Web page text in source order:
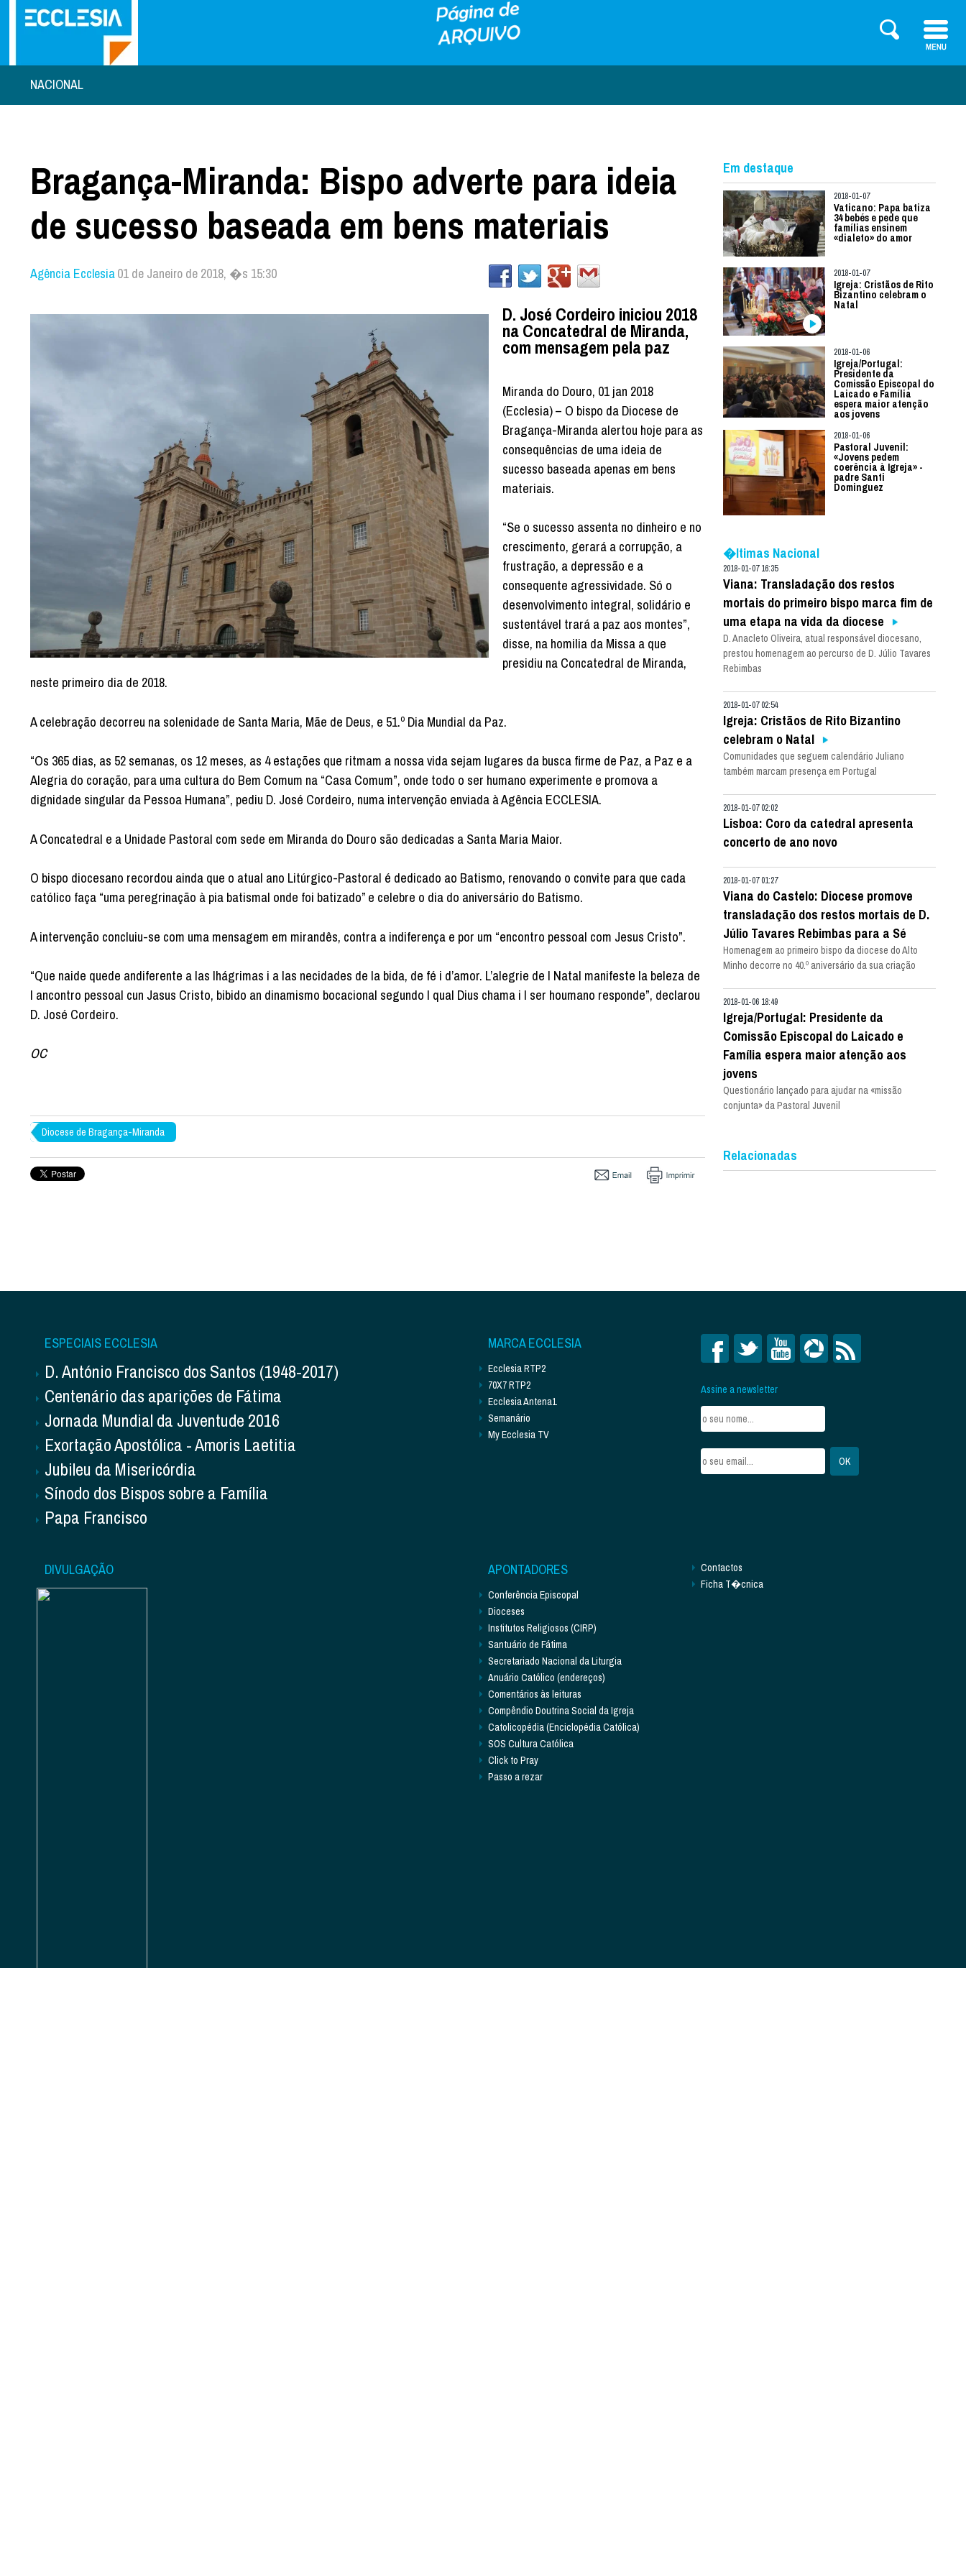
NACIONAL
Bragança-Miranda: Bispo adverte para ideia
de sucesso baseada em bens materiais
Agência Ecclesia01 de Janeiro de 2018, �s 15:30
D. José Cordeiro iniciou 2018
na Concatedral de Miranda,
com mensagem pela paz
Miranda do Douro, 01 jan 2018
(Ecclesia) – O bispo da Diocese de
Bragança-Miranda alertou hoje para as
consequências de uma ideia de
sucesso baseada apenas em bens
materiais.
“Se o sucesso assenta no dinheiro e no
crescimento, gerará a corrupção, a
frustração, a depressão e a
consequente agressividade. Só o
desenvolvimento integral, solidário e
sustentável trará a paz aos montes”,
disse, na homilia da Missa a que
presidiu na Concatedral de Miranda,
neste primeiro dia de 2018.
A celebração decorreu na solenidade de Santa Maria, Mãe de Deus, e 51.º Dia Mundial da Paz.
“Os 365 dias, as 52 semanas, os 12 meses, as 4 estações que ritmam a nossa vida sejam lugares da busca firme de Paz, a Paz e a
Alegria do coração, para uma cultura do Bem Comum na “Casa Comum”, onde todo o ser humano experimente e promova a
dignidade singular da Pessoa Humana”, pediu D. José Cordeiro, numa intervenção enviada à Agência ECCLESIA.
A Concatedral e a Unidade Pastoral com sede em Miranda do Douro são dedicadas a Santa Maria Maior.
O bispo diocesano recordou ainda que o atual ano Litúrgico-Pastoral é dedicado ao Batismo, renovando o convite para que cada
católico faça “uma peregrinação à pia batismal onde foi batizado” e celebre o dia do aniversário do Batismo.
A intervenção concluiu-se com uma mensagem em mirandês, contra a indiferença e por um “encontro pessoal com Jesus Cristo”.
“Que naide quede andiferente a las lhágrimas i a las necidades de la bida, de fé i d’amor. L’alegrie de l Natal manifeste la beleza de
l ancontro pessoal cun Jasus Cristo, bibido an dinamismo bocacional segundo l qual Dius chama i l ser houmano responde”, declarou
D. José Cordeiro.
OC
Diocese de Bragança-Miranda
Em destaque
2018-01-07
Vaticano: Papa batiza
34 bebés e pede que
famílias ensinem
«dialeto» do amor
2018-01-07
Igreja: Cristãos de Rito
Bizantino celebram o
Natal
2018-01-06
Igreja/Portugal:
Presidente da
Comissão Episcopal do
Laicado e Família
espera maior atenção
aos jovens
2018-01-06
Pastoral Juvenil:
«Jovens pedem
coerência à Igreja» -
padre Santi
Dominguez
�ltimas Nacional
2018-01-07 16:35
Viana: Transladação dos restos
mortais do primeiro bispo marca fim de
uma etapa na vida da diocese
D. Anacleto Oliveira, atual responsável diocesano,
prestou homenagem ao percurso de D. Júlio Tavares
Rebimbas
2018-01-07 02:54
Igreja: Cristãos de Rito Bizantino
celebram o Natal
Comunidades que seguem calendário Juliano
também marcam presença em Portugal
2018-01-07 02:02
Lisboa: Coro da catedral apresenta
concerto de ano novo
2018-01-07 01:27
Viana do Castelo: Diocese promove
transladação dos restos mortais de D.
Júlio Tavares Rebimbas para a Sé
Homenagem ao primeiro bispo da diocese do Alto
Minho decorre no 40.º aniversário da sua criação
2018-01-06 18:49
Igreja/Portugal: Presidente da
Comissão Episcopal do Laicado e
Família espera maior atenção aos
jovens
Questionário lançado para ajudar na «missão
conjunta» da Pastoral Juvenil
Relacionadas
ESPECIAIS ECCLESIA
D. António Francisco dos Santos (1948-2017)
Centenário das aparições de Fátima
Jornada Mundial da Juventude 2016
Exortação Apostólica - Amoris Laetitia
Jubileu da Misericórdia
Sínodo dos Bispos sobre a Família
Papa Francisco
MARCA ECCLESIA
Ecclesia RTP2
70X7 RTP2
Ecclesia Antena1
Semanário
My Ecclesia TV
Assine a newsletter
DIVULGAÇÃO APONTADORES
Conferência Episcopal
Dioceses
Institutos Religiosos (CIRP)
Santuário de Fátima
Secretariado Nacional da Liturgia
Anuário Católico (endereços)
Comentários às leituras
Compêndio Doutrina Social da Igreja
Catolicopédia (Enciclopédia Católica)
SOS Cultura Católica
Click to Pray
Passo a rezar
Contactos
Ficha T�cnica